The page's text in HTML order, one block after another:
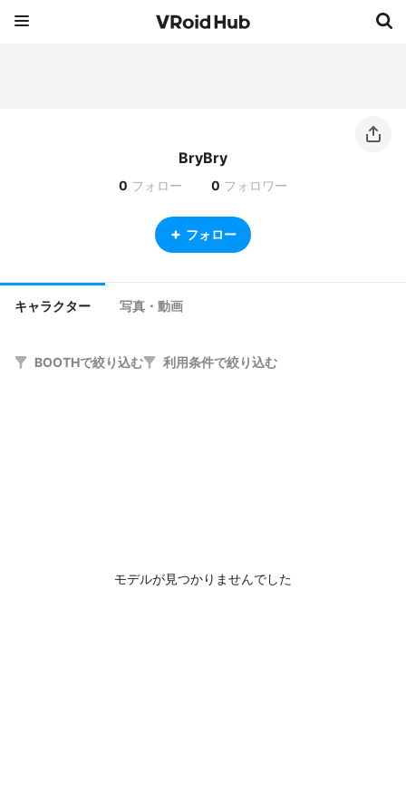
BryBry
0 フォロー 0 フォロワー
フォロー
キャラクター 写真・動画
BOOTHで絞り込む 利用条件で絞り込む
モデルが見つかりませんでした